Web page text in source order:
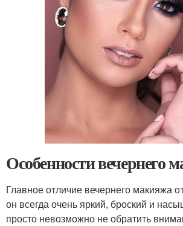
Особенности вечернего
Главное отличие вечернего макияжа
он всегда очень яркий, броский и
просто невозможно не обратить